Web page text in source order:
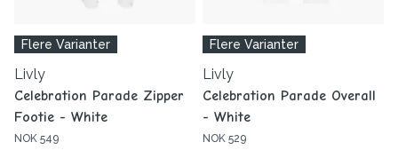
Flere Varianter
Livly
Celebration Parade Zipper
Footie - White
NOK 549
Flere Varianter
Livly
Celebration Parade Overall
- White
NOK 529